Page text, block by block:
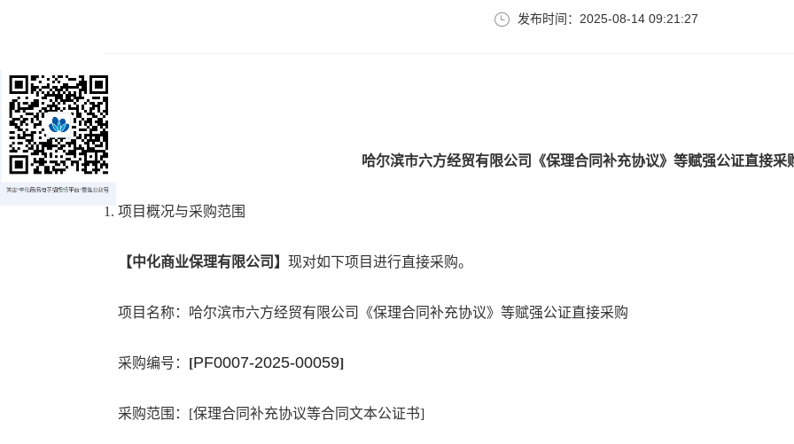
发布时间：2025-08-14 09:21:27
哈尔滨市六方经贸有限公司《保理合同补充协议》等赋强公证直接采
1. 项目概况与采购范围
【中化商业保理有限公司 】 现对如下项目进行直接采购。
项目名称：哈尔滨市六方经贸有限公司《保理合同补充协议》等赋强公证直接采购
采购编号： [PF0007-2025-00059]
采购范围： [保理合同补充协议等合同文本公证书]